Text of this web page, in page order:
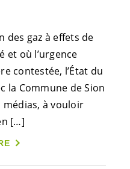
des gaz à effets de
et où l’urgence
contestée, l’État du
la Commune de Sion
médias, à vouloir
[…]